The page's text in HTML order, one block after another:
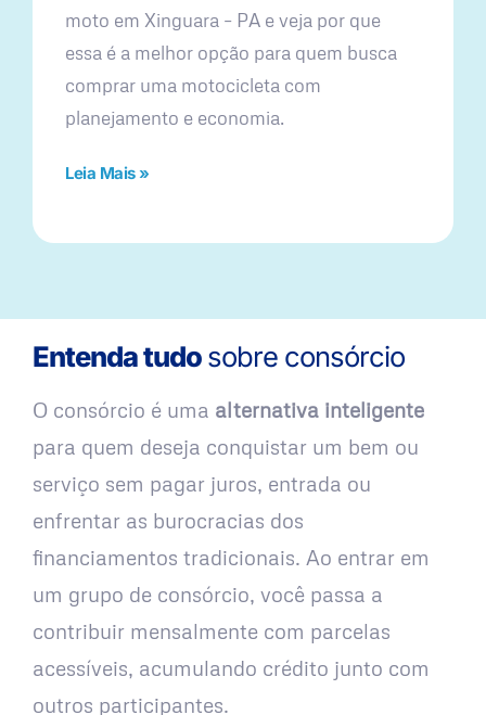
moto em Xinguara – PA e veja por que
essa é a melhor opção para quem busca
comprar uma motocicleta com
planejamento e economia.
Leia Mais »
Entenda tudosobre consórcio
O consórcio é uma alternativa inteligente
para quem deseja conquistar um bem ou
serviço sem pagar juros, entrada ou
enfrentar as burocracias dos
financiamentos tradicionais. Ao entrar em
um grupo de consórcio, você passa a
contribuir mensalmente com parcelas
acessíveis, acumulando crédito junto com
outros participantes.